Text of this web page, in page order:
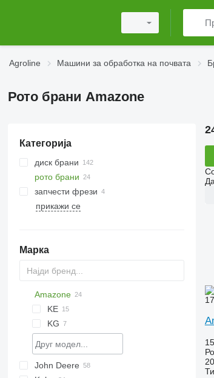
Agroline Машини за обработка на почвата
Рото брани Amazone
Категорија
диск брани
рото брани
запчести фрези
прикажи се
Марка
Multivator
8
Amazone
KE
KE 3000 Special
KG
U-series
ROTANET
Rotarystar
GF
Transformer
John Deere
17